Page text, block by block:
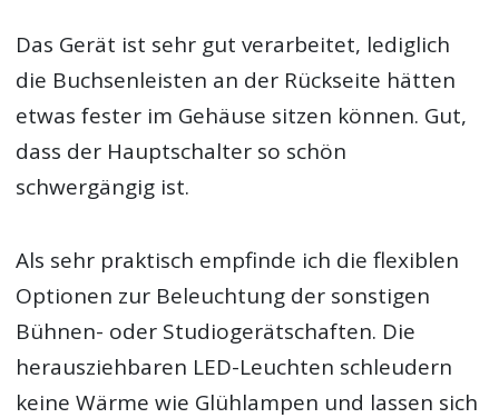
Das Gerät ist sehr gut verarbeitet, lediglich
die Buchsenleisten an der Rückseite hätten
etwas fester im Gehäuse sitzen können. Gut,
dass der Hauptschalter so schön
schwergängig ist.
Als sehr praktisch empfinde ich die flexiblen
Optionen zur Beleuchtung der sonstigen
Bühnen- oder Studiogerätschaften. Die
herausziehbaren LED-Leuchten schleudern
keine Wärme wie Glühlampen und lassen sich